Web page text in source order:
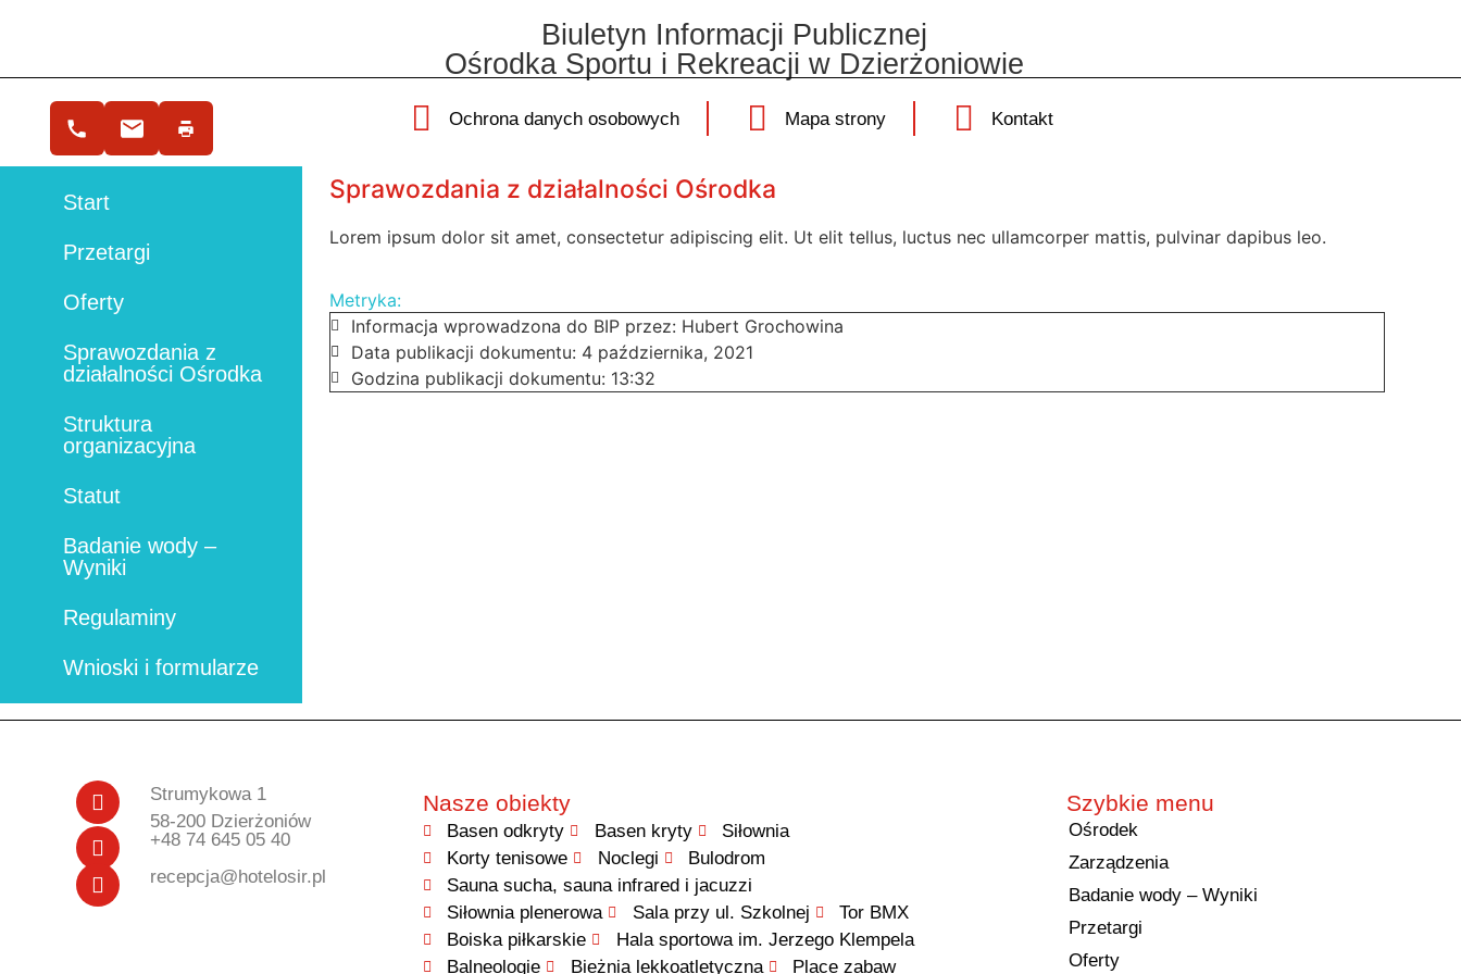
Biuletyn Informacji Publicznej
Ośrodka Sportu i Rekreacji w Dzierżoniowie
Ochrona danych osobowych Mapa strony Kontakt
Start
Przetargi
Oferty
Sprawozdania z
działalności Ośrodka
Struktura
organizacyjna
Statut
Badanie wody –
Wyniki
Regulaminy
Wnioski i formularze
Sprawozdania z działalności Ośrodka
Lorem ipsum dolor sit amet, consectetur adipiscing elit. Ut elit tellus, luctus nec ullamcorper mattis, pulvinar dapibus leo.
Metryka:
Informacja wprowadzona do BIP przez: Hubert Grochowina
Data publikacji dokumentu: 4 października, 2021
Godzina publikacji dokumentu: 13:32
Strumykowa 1
58-200 Dzierżoniów
+48 74 645 05 40
recepcja@hotelosir.pl
Nasze obiekty
Basen odkryty Basen kryty
Siłownia
Korty tenisowe
Noclegi
Bulodrom
Sauna sucha, sauna infrared i jacuzzi
Siłownia plenerowa
Sala przy ul. Szkolnej
Tor BMX
Boiska piłkarskie
Hala sportowa im. Jerzego Klempela
Balneologie
Bieżnia lekkoatletyczna Place zabaw
Szybkie menu
Ośrodek
Zarządzenia
Badanie wody – Wyniki
Przetargi
Oferty